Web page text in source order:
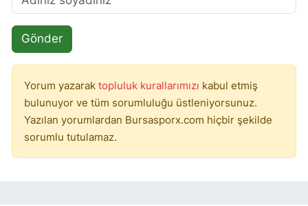
Gönder
Yorum yazarak topluluk kurallarımızı kabul etmiş
bulunuyor ve tüm sorumluluğu üstleniyorsunuz.
Yazılan yorumlardan Bursasporx.com hiçbir şekilde
sorumlu tutulamaz.